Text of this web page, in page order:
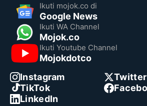
Ikuti mojok.co di
Google News
Ikuti WA Channel
Mojok.co
Ikuti Youtube Channel
Mojokdotco
Instagram
Twitter
TikTok
LinkedIn